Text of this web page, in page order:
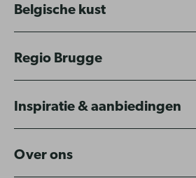
Belgische kust
Regio Brugge
Inspiratie & aanbiedingen
Over ons